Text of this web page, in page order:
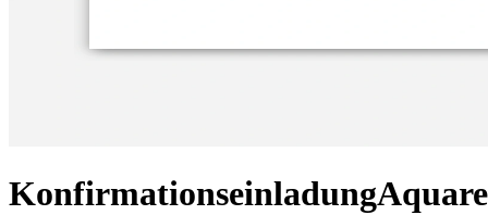
Konfirmationseinladung